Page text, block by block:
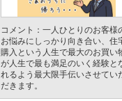
コメント：一人ひとりのお客様
お悩みにしっかり向き合い、住
購入という人生で最大のお買い
が人生で最も満足のいく経験と
れるよう最大限手伝いさせてい
だきます。